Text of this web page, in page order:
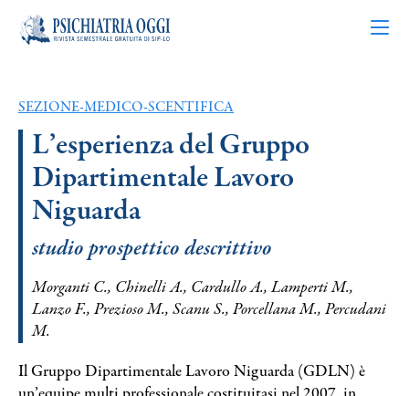
Articoli
Riviste
Bacheca
Chi siamo
Contatti
SEZIONE-MEDICO-SCENTIFICA
L’esperienza del Gruppo
Dipartimentale Lavoro
Niguarda
studio prospettico descrittivo
Morganti C., Chinelli A., Cardullo A., Lamperti M.,
Lanzo F., Prezioso M., Scanu S., Porcellana M., Percudani
M.
Il Gruppo Dipartimentale Lavoro Niguarda (GDLN) è